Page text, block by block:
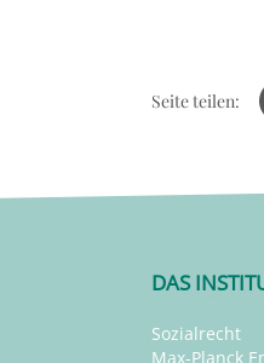
Seite teilen:
DAS
Sozialrecht
Max-Planck